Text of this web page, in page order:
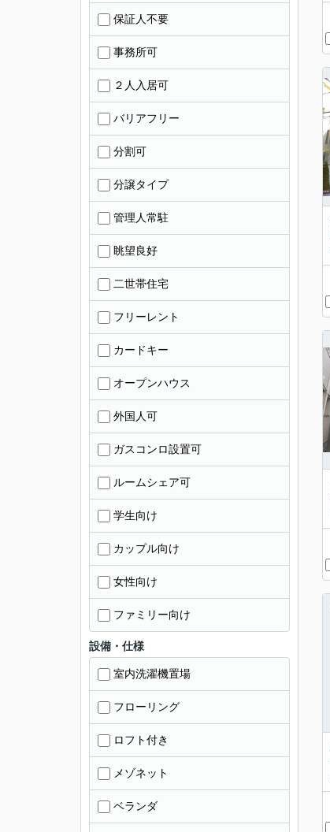
保証人不要
事務所可
２人入居可
バリアフリー
分割可
分譲タイプ
管理人常駐
眺望良好
二世帯住宅
フリーレント
カードキー
オープンハウス
外国人可
ガスコンロ設置可
ルームシェア可
学生向け
カップル向け
女性向け
ファミリー向け
設備・仕様
室内洗濯機置場
フローリング
ロフト付き
メゾネット
ベランダ